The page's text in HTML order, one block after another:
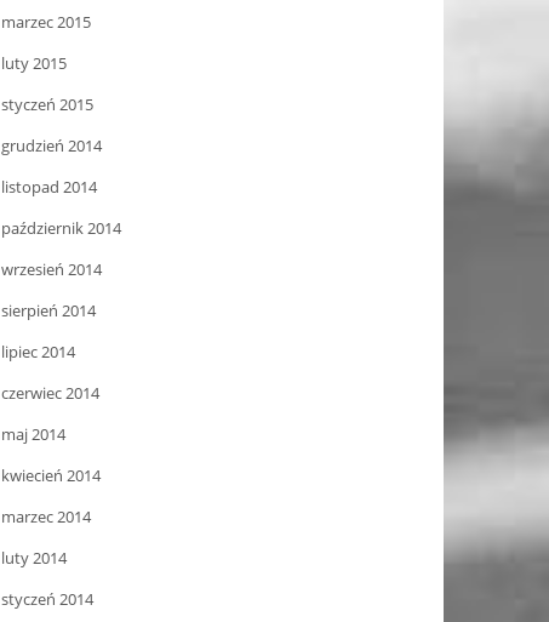
marzec 2015
luty 2015
styczeń 2015
grudzień 2014
listopad 2014
październik 2014
wrzesień 2014
sierpień 2014
lipiec 2014
czerwiec 2014
maj 2014
kwiecień 2014
marzec 2014
luty 2014
styczeń 2014